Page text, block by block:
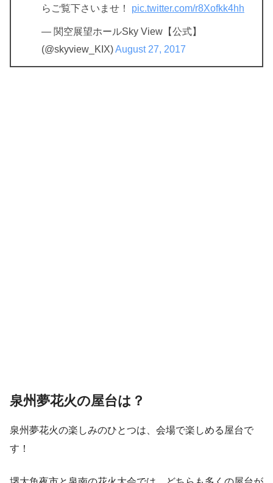
らご覧下さいませ！ pic.twitter.com/r8Xofkk4hh
— 関空展望ホールSky View【公式】
(@skyview_KIX)August 27, 2017
泉州夢花火の屋台は？
泉州夢花火の楽しみのひとつは、会場で楽しめる屋台で
す！